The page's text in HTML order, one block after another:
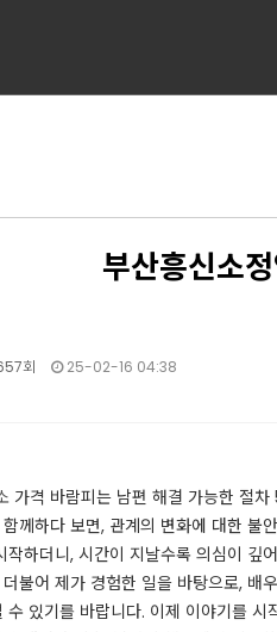
부산흥신소
회 25-02-16 04:38
가격 바람피는 남편 해결 가능한 절
께하다 보면, 관계의 변화에 대한 불
작하더니, 시간이 지날수록 의심이
불어 제가 경험한 일을 바탕으로, 배
수 있기를 바랍니다. 이제 이야기를